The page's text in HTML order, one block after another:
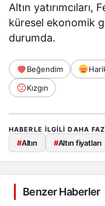
Altın
küresel ekonomik
durumda.
Beğendim
Kızgın
HABERLE ILGILI DAHA
#Altın #Altın fiyatları
Benzer Haberler